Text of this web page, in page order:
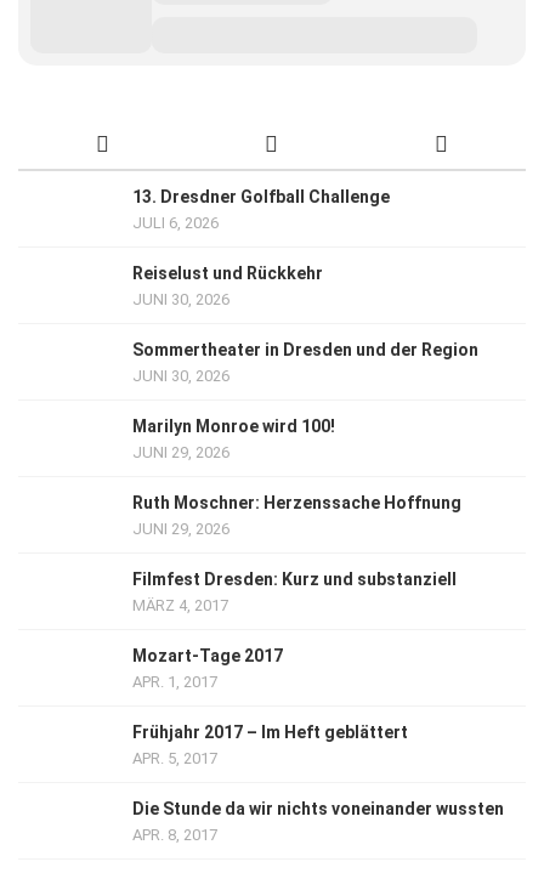
13. Dresdner Golfball Challenge
JULI 6, 2026
Reiselust und Rückkehr
JUNI 30, 2026
Sommertheater in Dresden und der Region
JUNI 30, 2026
Marilyn Monroe wird 100!
JUNI 29, 2026
Ruth Moschner: Herzenssache Hoffnung
JUNI 29, 2026
Filmfest Dresden: Kurz und substanziell
MÄRZ 4, 2017
Mozart-Tage 2017
APR. 1, 2017
Frühjahr 2017 – Im Heft geblättert
APR. 5, 2017
Die Stunde da wir nichts voneinander wussten
APR. 8, 2017